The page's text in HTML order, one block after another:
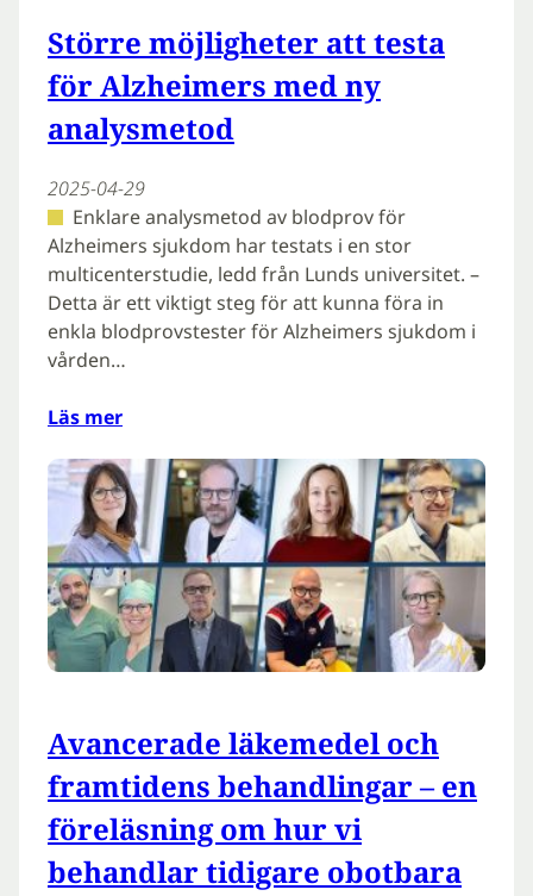
Större möjligheter att testa
för Alzheimers med ny
analysmetod
2025-04-29
Enklare analysmetod av blodprov för
Alzheimers sjukdom har testats i en stor
multicenterstudie, ledd från Lunds universitet. –
Detta är ett viktigt steg för att kunna föra in
enkla blodprovstester för Alzheimers sjukdom i
vården…
Läs mer
Avancerade läkemedel och
framtidens behandlingar – en
föreläsning om hur vi
behandlar tidigare obotbara